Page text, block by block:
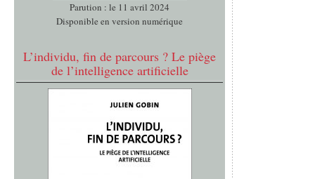
Parution : le 11 avril 2024
Disponible en version numérique
L’individu, fin de parcours ? Le piège
de l’intelligence artificielle